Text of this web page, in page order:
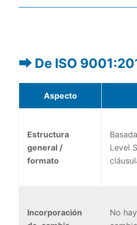
De ISO
Aspecto
Estructura
general /
formato
Level
Incorporación
No